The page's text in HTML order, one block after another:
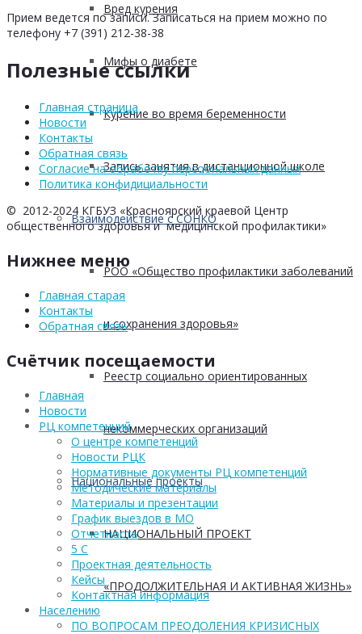
Вред курения
Мифы о диабете
Курение во время беременности
Запись занятия в дистанционной школе
Взаимодействие с СОНКО
РОО «Общество профилактики заболеваний
и сохранения здоровья»
Реестр социально ориентированных
некоммерческих организаций
Национальные проекты
НАЦИОНАЛЬНЫЙ ПРОЕКТ
«ПРОДОЛЖИТЕЛЬНАЯ И АКТИВНАЯ ЖИЗНЬ»
Прием ведется по записи. Записаться на прием можно по
телефону +7 (391) 212-38-38
Полезные ссылки
Главная страница
Новости
Контакты
Обратная связь
Согласие на обработку персоональных данных
Политика конфидициальности
© 2012-2024 КГБУЗ «Красноярский краевой Центр
общественного здоровья и медицинской профилактики»
Нижнее меню
Главная старая
Контакты
Обратная связь
Счётчик посещаемости
Главная
Новости
РЦ компетенций
О центре компетенций
Новости РЦК
Нормативные документы РЦ компетенций
Методические материалы
Материалы и презентации
График выездов в МО
Отчетность
5 С
Проектная деятельность
Кейсы
Контактная информация
Населению
ПО ВОПРОСАМ ПРЕОДОЛЕНИЯ КРИЗИСНЫХ